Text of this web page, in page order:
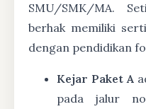
SMU/SMK/MA.
berhak memiliki
dengan pendidikan
Kejar Paket A
pada jalur